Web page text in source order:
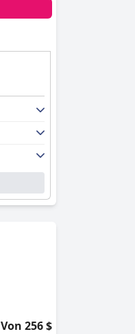
Von 256 $